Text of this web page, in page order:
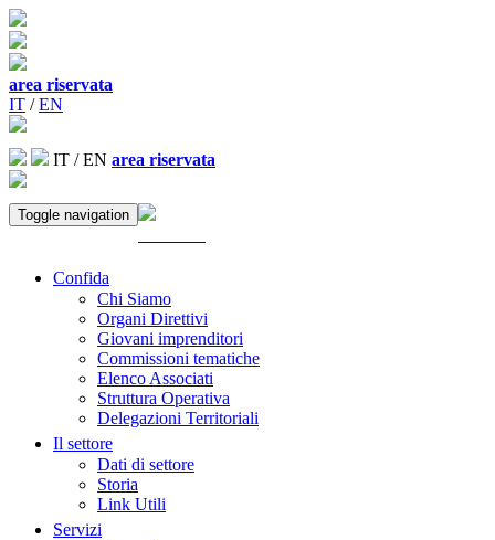
area riservata
IT /EN
IT /EN area riservata
Toggle navigation
Confida
Chi Siamo
Organi Direttivi
Giovani imprenditori
Commissioni tematiche
Elenco Associati
Struttura Operativa
Delegazioni Territoriali
Il settore
Dati di settore
Storia
Link Utili
Servizi